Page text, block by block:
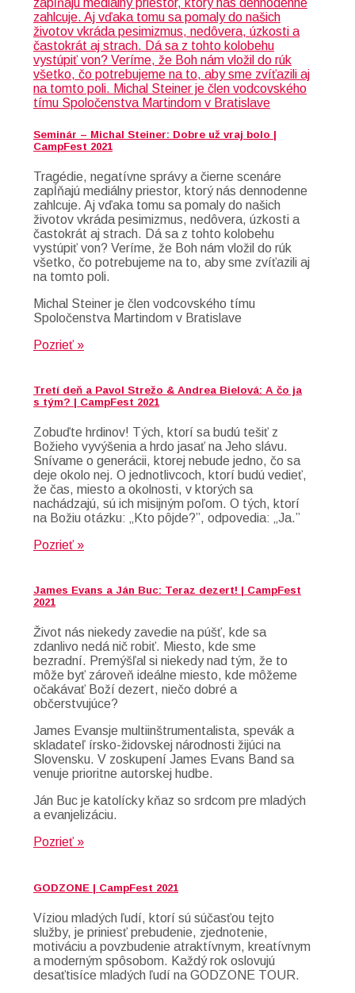
Seminár – Michal Steiner: Dobre už vraj bolo |
CampFest 2021
Tragédie, negatívne správy a čierne scenáre
zapĺňajú mediálny priestor, ktorý nás dennodenne
zahlcuje. Aj vďaka tomu sa pomaly do našich
životov vkráda pesimizmus, nedôvera, úzkosti a
častokrát aj strach. Dá sa z tohto kolobehu
vystúpiť von? Veríme, že Boh nám vložil do rúk
všetko, čo potrebujeme na to, aby sme zvíťazili aj
na tomto poli.
Michal Steiner je člen vodcovského tímu
Spoločenstva Martindom v Bratislave
Pozrieť »
Tretí deň a Pavol Strežo & Andrea Bielová: A čo ja
s tým? | CampFest 2021
Zobuďte hrdinov! Tých, ktorí sa budú tešiť z
Božieho vyvýšenia a hrdo jasať na Jeho slávu.
Snívame o generácii, ktorej nebude jedno, čo sa
deje okolo nej. O jednotlivcoch, ktorí budú vedieť,
že čas, miesto a okolnosti, v ktorých sa
nachádzajú, sú ich misijným poľom. O tých, ktorí
na Božiu otázku: „Kto pôjde?”, odpovedia: „Ja.”
Pozrieť »
James Evans a Ján Buc: Teraz dezert! | CampFest
2021
Život nás niekedy zavedie na púšť, kde sa
zdanlivo nedá nič robiť. Miesto, kde sme
bezradní. Premýšľal si niekedy nad tým, že to
môže byť zároveň ideálne miesto, kde môžeme
očakávať Boží dezert, niečo dobré a
občerstvujúce?
James Evansje multiinštrumentalista, spevák a
skladateľ írsko-židovskej národnosti žijúci na
Slovensku. V zoskupení James Evans Band sa
venuje prioritne autorskej hudbe.
Ján Buc je katolícky kňaz so srdcom pre mladých
a evanjelizáciu.
Pozrieť »
GODZONE | CampFest 2021
Víziou mladých ľudí, ktorí sú súčasťou tejto
služby, je priniesť prebudenie, zjednotenie,
motiváciu a povzbudenie atraktívnym, kreatívnym
a moderným spôsobom. Každý rok oslovujú
desaťtisíce mladých ľudí na GODZONE TOUR.